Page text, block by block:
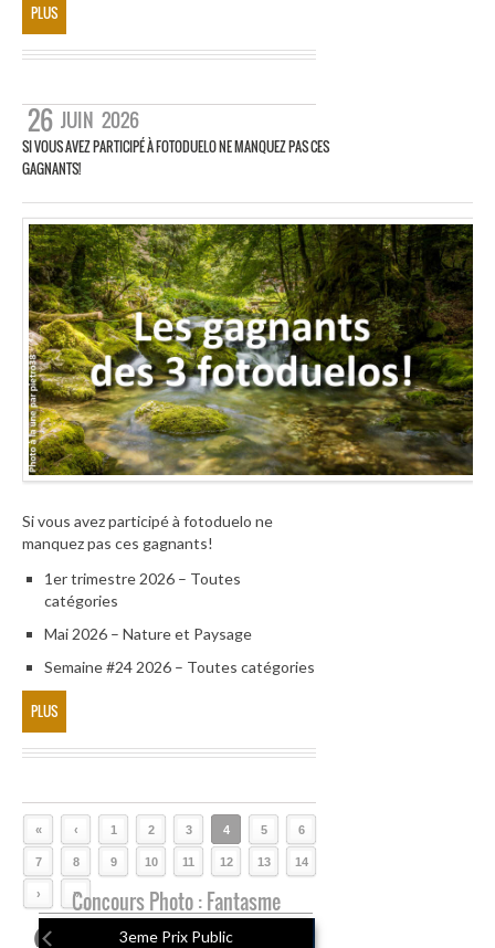
PLUS
26 JUIN 2026
SI VOUS AVEZ PARTICIPÉ À FOTODUELO NE MANQUEZ PAS CES
GAGNANTS!
Si vous avez participé à fotoduelo ne
manquez pas ces gagnants!
1er trimestre 2026 – Toutes
catégories
Mai 2026 – Nature et Paysage
Semaine #24 2026 – Toutes catégories
PLUS
« ‹ 1 2 3 4 5 6
7 8 9 10 11 12 13 14
› »
Concours Photo : Fantasme
3eme Prix Public